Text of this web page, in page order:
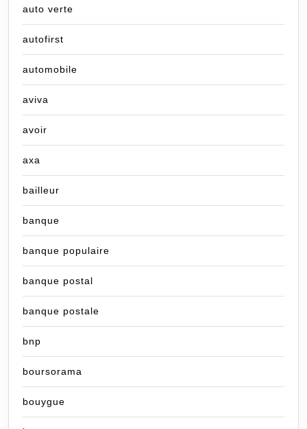
auto verte
autofirst
automobile
aviva
avoir
axa
bailleur
banque
banque populaire
banque postal
banque postale
bnp
boursorama
bouygue